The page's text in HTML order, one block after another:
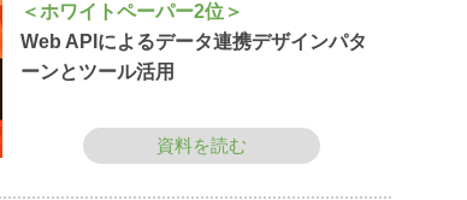
＜ホワイトペーパー2位＞
Web APIによるデータ連携デザインパタ
ーンとツール活用
資料を読む